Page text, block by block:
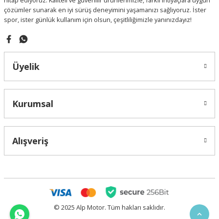
Gönder
çözümler sunarak en iyi sürüş deneyimini yaşamanızı sağlıyoruz. İster
spor, ister günlük kullanım için olsun, çeşitliliğimizle yanınızdayız!
Üyelik
Kurumsal
Alışveriş
© 2025 Alp Motor. Tüm hakları saklıdır.